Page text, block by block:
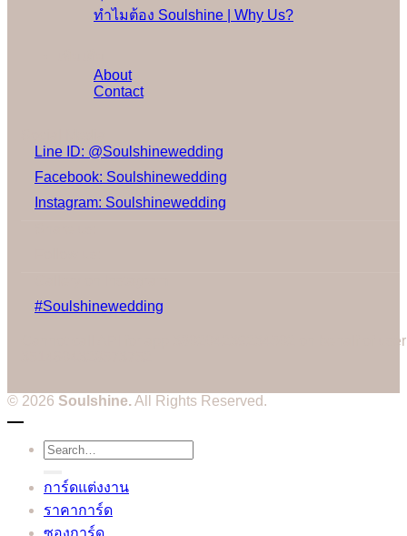
ทำไมต้อง Soulshine | Why Us?
About
Contact
Line ID: @Soulshinewedding
Facebook: Soulshinewedding
Instagram: Soulshinewedding
#Soulshinewedding
Cannot call API for app 380204239234502 on behalf of user
© 2026 Soulshine.All Rights Reserved.
Search
for:
การ์ดแต่งงาน
ราคาการ์ด
ซองการ์ด